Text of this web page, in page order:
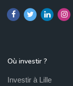
Où investir ?
Investir à Lille